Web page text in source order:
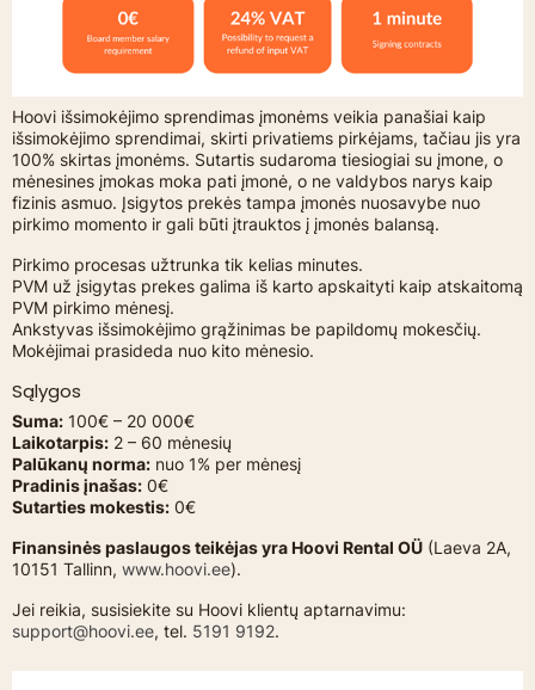
Hoovi išsimokėjimo sprendimas įmonėms veikia panašiai kaip
išsimokėjimo sprendimai, skirti privatiems pirkėjams, tačiau jis yra
100% skirtas įmonėms. Sutartis sudaroma tiesiogiai su įmone, o
mėnesines įmokas moka pati įmonė, o ne valdybos narys kaip
fizinis asmuo. Įsigytos prekės tampa įmonės nuosavybe nuo
pirkimo momento ir gali būti įtrauktos į įmonės balansą.
Pirkimo procesas užtrunka tik kelias minutes.
PVM už įsigytas prekes galima iš karto apskaityti kaip atskaitomą
PVM pirkimo mėnesį.
Ankstyvas išsimokėjimo grąžinimas be papildomų mokesčių.
Mokėjimai prasideda nuo kito mėnesio.
Sąlygos
Suma: 100€ – 20 000€
Laikotarpis: 2 – 60 mėnesių
Palūkanų norma: nuo 1% per mėnesį
Pradinis įnašas: 0€
Sutarties mokestis: 0€
Finansinės paslaugos teikėjas yra Hoovi Rental OÜ (Laeva 2A,
10151 Tallinn, www.hoovi.ee).
Jei reikia, susisiekite su Hoovi klientų aptarnavimu:
support@hoovi.ee, tel. 5191 9192.